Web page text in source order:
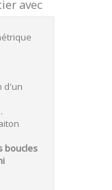
avec
d'un
boucles